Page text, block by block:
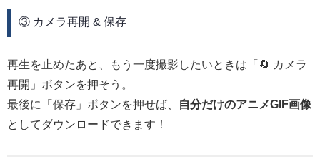
③ カメラ再開 & 保存
再生を止めたあと、もう一度撮影したいときは「🔄 カメラ
再開」ボタンを押そう。
最後に「保存」ボタンを押せば、
自分だけのアニメGIF画像
としてダウンロードできます！